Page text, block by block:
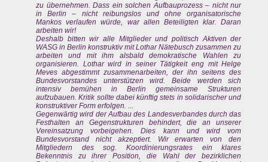
zu übernehmen. Dass ein solchen Aufbauprozess – nicht nur
in Berlin – nicht reibungslos und ohne organisatorische
Mankos verlaufen würde, war allen Beteiligten klar. Daran
arbeiten wir!
Deshalb bitten wir alle Mitglieder und politisch Aktiven der
WASG in Berlin konstruktiv mit Lothar Nätebusch zusammen zu
arbeiten und mit ihm alsbald demokratische Wahlen zu
organisieren. Lothar wird in seiner Tätigkeit eng mit Helge
Meves abgestimmt zusammenarbeiten, der ihn seitens des
Bundesvorstandes unterstützen wird. Beide werden sich
intensiv bemühen in Berlin gemeinsame Strukturen
aufzubauen. Kritik sollte dabei künftig stets in solidarischer und
konstruktiver Form erfolgen. ...
Gegenwärtig wird der Aufbau des Landesverbandes durch das
Festhalten an Gegenstrukturen behindert, die an unserer
Vereinsatzung vorbeigehen. Dies kann und wird vom
Bundesvorstand nicht akzeptiert. Wir erwarten von den
Mitgliedern des sog. Koordinierungsrates ein klares
Bekenntnis zu ihrer Position, die Wahl der bezirklichen